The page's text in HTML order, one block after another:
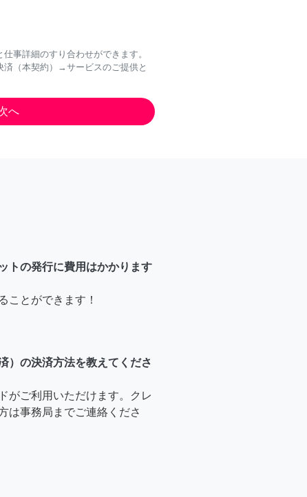
事詳細のすり合わせができます。
済（本契約）→サービスのご提供と
トの発行に費用はかかります
ことができます！
）の決済方法を教えてくださ
がご利用いただけます。クレ
は事務局までご連絡くださ